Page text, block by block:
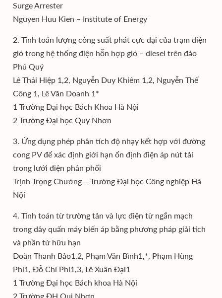
Surge Arrester
Nguyen Huu Kien – Institute of Energy
2. Tính toán lượng công suất phát cực đại của trạm điện
gió trong hệ thống điện hỗn hợp gió – diesel trên đảo
Phú Quý
Lê Thái Hiệp 1,2, Nguyễn Duy Khiêm 1,2, Nguyễn Thế
Công 1, Lê Văn Doanh 1*
1 Trường Đại học Bách Khoa Hà Nội
2 Trường Đại học Quy Nhơn
3. Ứng dụng phép phân tích độ nhạy kết hợp với đường
cong PV để xác định giới hạn ổn định điện áp nút tải
trong lưới điện phân phối
Trịnh Trọng Chưởng – Trường Đại học Công nghiệp Hà
Nội
4. Tính toán từ trường tản và lực điện từ ngắn mạch
trong dây quấn máy biến áp bằng phương pháp giải tích
và phần tử hữu hạn
Đoàn Thanh Bảo1,2, Phạm Văn Bình1,*, Phạm Hùng
Phi1, Đỗ Chí Phi1,3, Lê Xuân Đại1
1 Trường Đại học Bách khoa Hà Nội
2 Trường ĐH Qui Nhơn